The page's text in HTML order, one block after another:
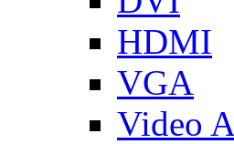
HDMI
VGA
Video